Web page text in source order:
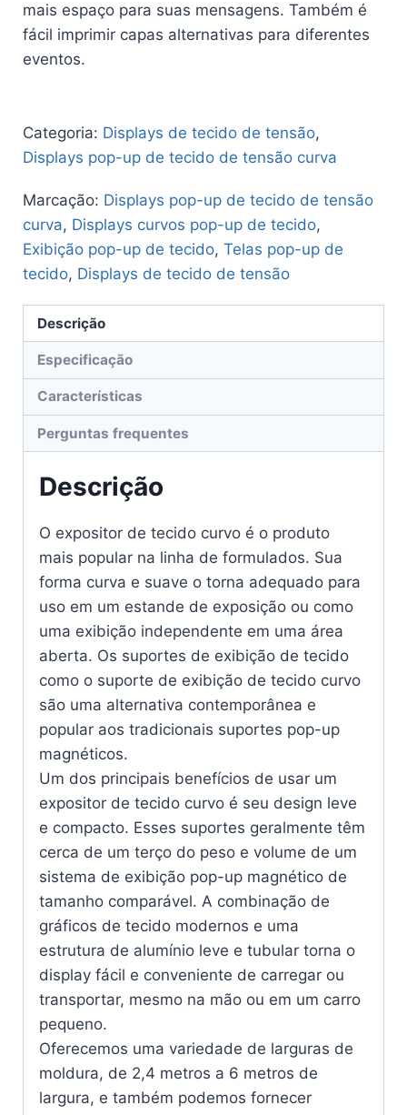
mais espaço para suas mensagens. Também é
fácil imprimir capas alternativas para diferentes
eventos.
Categoria: Displays de tecido de tensão,
Displays pop-up de tecido de tensão curva
Marcação: Displays pop-up de tecido de tensão
curva, Displays curvos pop-up de tecido,
Exibição pop-up de tecido, Telas pop-up de
tecido, Displays de tecido de tensão
Descrição
Especificação
Características
Perguntas frequentes
Descrição
O expositor de tecido curvo é o produto
mais popular na linha de formulados. Sua
forma curva e suave o torna adequado para
uso em um estande de exposição ou como
uma exibição independente em uma área
aberta. Os suportes de exibição de tecido
como o suporte de exibição de tecido curvo
são uma alternativa contemporânea e
popular aos tradicionais suportes pop-up
magnéticos.
Um dos principais benefícios de usar um
expositor de tecido curvo é seu design leve
e compacto. Esses suportes geralmente têm
cerca de um terço do peso e volume de um
sistema de exibição pop-up magnético de
tamanho comparável. A combinação de
gráficos de tecido modernos e uma
estrutura de alumínio leve e tubular torna o
display fácil e conveniente de carregar ou
transportar, mesmo na mão ou em um carro
pequeno.
Oferecemos uma variedade de larguras de
moldura, de 2,4 metros a 6 metros de
largura, e também podemos fornecer